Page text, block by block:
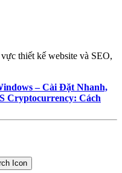
thiết kế website và SEO,
– Cài Đặt Nhanh,
Cryptocurrency: Cách